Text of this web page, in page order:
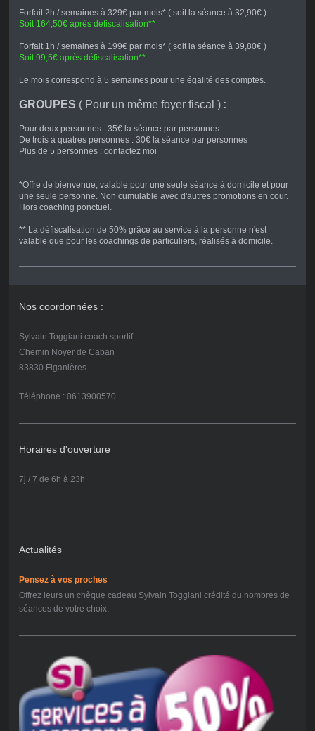
Forfait 2h / semaines à 329€ par mois* ( soit la séance à 32,90€ )
Soit 164,50€ après défiscalisation**
Forfait 1h / semaines à 199€ par mois* ( soit la séance à 39,80€ )
Soit 99,5€ après défiscalisation**
Le mois correspond à 5 semaines pour une égalité des comptes.
GROUPES ( Pour un même foyer fiscal ) :
Pour deux personnes : 35€ la séance par personnes
De trois à quatres personnes : 30€ la séance par personnes
Plus de 5 personnes : contactez moi
*Offre de bienvenue, valable pour une seule séance à domicile et pour
une seule personne. Non cumulable avec d'autres promotions en cour.
Hors coaching ponctuel.
** La défiscalisation de 50% grâce au service à la personne n'est
valable que pour les coachings de particuliers, réalisés à domicile.
Nos coordonnées :
Sylvain Toggiani coach sportif
Chemin Noyer de Caban
83830 Figanières
Téléphone : 0613900570
Horaires d'ouverture
7j / 7 de 6h à 23h
Actualités
Pensez à vos proches
Offrez leurs un chèque cadeau Sylvain Toggiani crédité du nombres de
séances de votre choix.